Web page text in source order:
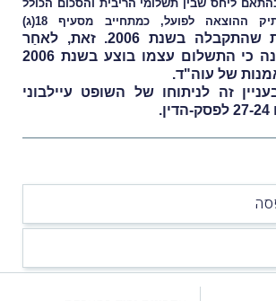
ליחס שבין תשלומי הריבית והסכום הכולל
ההוצאה לפועל, כמתחייב מ
סעיף 18(ג)
מהריבית שהתקבלה בשנת 2006. זאת, לאחַר
שקיבל את הטענה כי התשלום עצמו בוצע בשנת 2006
של עוה"ד.
זה לניתוחו של השופט עיילבוני